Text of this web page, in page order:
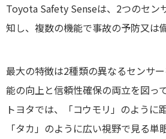
Toyota Safety Senseは、2つのセン
知し、複数の機能で事故の予防又は
最大の特徴は2種類の異なるセンサ
能の向上と信頼性確保の両立を図って
トヨタでは、「コウモリ」のように
「タカ」のように広い視野で見る単